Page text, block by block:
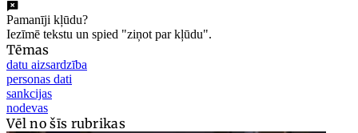
Pamanīji kļūdu?
Iezīmē tekstu un spied "ziņot par kļūdu".
Tēmas
datu aizsardzība
personas dati
sankcijas
nodevas
Vēl no šīs rubrikas